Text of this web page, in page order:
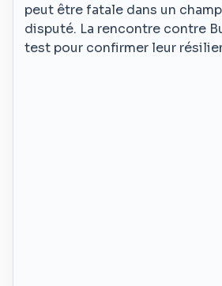
peut être fatale dans un
disputé. La rencontre contre
test pour confirmer leur